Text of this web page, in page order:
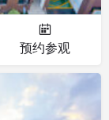
预约参观